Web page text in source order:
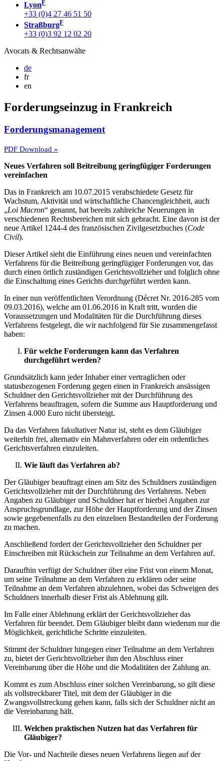
LyonF
+33 (0)4 27 46 51 50
StraßburgF
+33 (0)3 92 12 02 20
Avocats & Rechtsanwälte
de
fr
en
Forderungseinzug in Frankreich
Forderungsmanagement
PDF Download »
Neues Verfahren soll Beitreibung geringfügiger Forderungen
vereinfachen
Das in Frankreich am 10.07.2015 verabschiedete Gesetz für
Wachstum, Aktivität und wirtschaftliche Chancengleichheit, auch
„Loi Macron“ genannt, hat bereits zahlreiche Neuerungen in
verschiedenen Rechtsbereichen mit sich gebracht. Eine davon ist der
neue Artikel 1244-4 des französischen Zivilgesetzbuches (Code
Civil).
Dieser Artikel sieht die Einführung eines neuen und vereinfachten
Verfahrens für die Beitreibung geringfügiger Forderungen vor, das
durch einen örtlich zuständigen Gerichtsvollzieher und folglich ohne
die Einschaltung eines Gerichts durchgeführt werden kann.
In einer nun veröffentlichten Verordnung (Décret Nr. 2016-285 vom
09.03.2016), welche am 01.06.2016 in Kraft tritt, wurden die
Voraussetzungen und Modalitäten für die Durchführung dieses
Verfahrens festgelegt, die wir nachfolgend für Sie zusammengefasst
haben:
Für welche Forderungen kann das Verfahren
durchgeführt werden?
Grundsätzlich kann jeder Inhaber einer vertraglichen oder
statusbezogenen Forderung gegen einen in Frankreich ansässigen
Schuldner den Gerichtsvollzieher mit der Durchführung des
Verfahrens beauftragen, sofern die Summe aus Hauptforderung und
Zinsen 4.000 Euro nicht übersteigt.
Da das Verfahren fakultativer Natur ist, steht es dem Gläubiger
weiterhin frei, alternativ ein Mahnverfahren oder ein ordentliches
Gerichtsverfahren einzuleiten.
Wie läuft das Verfahren ab?
Der Gläubiger beauftragt einen am Sitz des Schuldners zuständigen
Gerichtsvollzieher mit der Durchführung des Verfahrens. Neben
Angaben zu Gläubiger und Schuldner hat er hierbei Angaben zur
Anspruchsgrundlage, zur Höhe der Hauptforderung und der Zinsen
sowie gegebenenfalls zu den einzelnen Bestandteilen der Forderung
zu machen.
Anschließend fordert der Gerichtsvollzieher den Schuldner per
Einschreiben mit Rückschein zur Teilnahme an dem Verfahren auf.
Daraufhin verfügt der Schuldner über eine Frist von einem Monat,
um seine Teilnahme an dem Verfahren zu erklären oder seine
Teilnahme an dem Verfahren abzulehnen, wobei das Schweigen des
Schuldners innerhalb dieser Frist als Ablehnung gilt.
Im Falle einer Ablehnung erklärt der Gerichtsvollzieher das
Verfahren für beendet. Dem Gläubiger bleibt dann wiederum nur die
Möglichkeit, gerichtliche Schritte einzuleiten.
Stimmt der Schuldner hingegen einer Teilnahme an dem Verfahren
zu, bietet der Gerichtsvollzieher ihm den Abschluss einer
Vereinbarung über die Höhe und die Modalitäten der Zahlung an.
Kommt es zum Abschluss einer solchen Vereinbarung, so gilt diese
als vollstreckbarer Titel, mit dem der Gläubiger in die
Zwangsvollstreckung gehen kann, falls sich der Schuldner nicht an
die Vereinbarung hält.
Welchen praktischen Nutzen hat das Verfahren für
Gläubiger?
Die Vor- und Nachteile dieses neuen Verfahrens liegen auf der